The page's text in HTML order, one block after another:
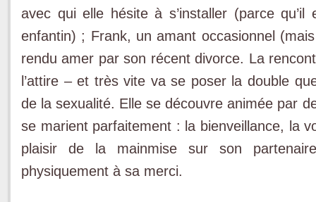
avec qui elle hésite à s’installer (parce
enfantin) ; Frank, un amant occasionnel
rendu amer par son récent divorce. La
l’attire – et très vite va se poser la double
de la sexualité. Elle se découvre animée par
se marient parfaitement : la bienveillance, la
plaisir de la mainmise sur son
physiquement à sa merci.